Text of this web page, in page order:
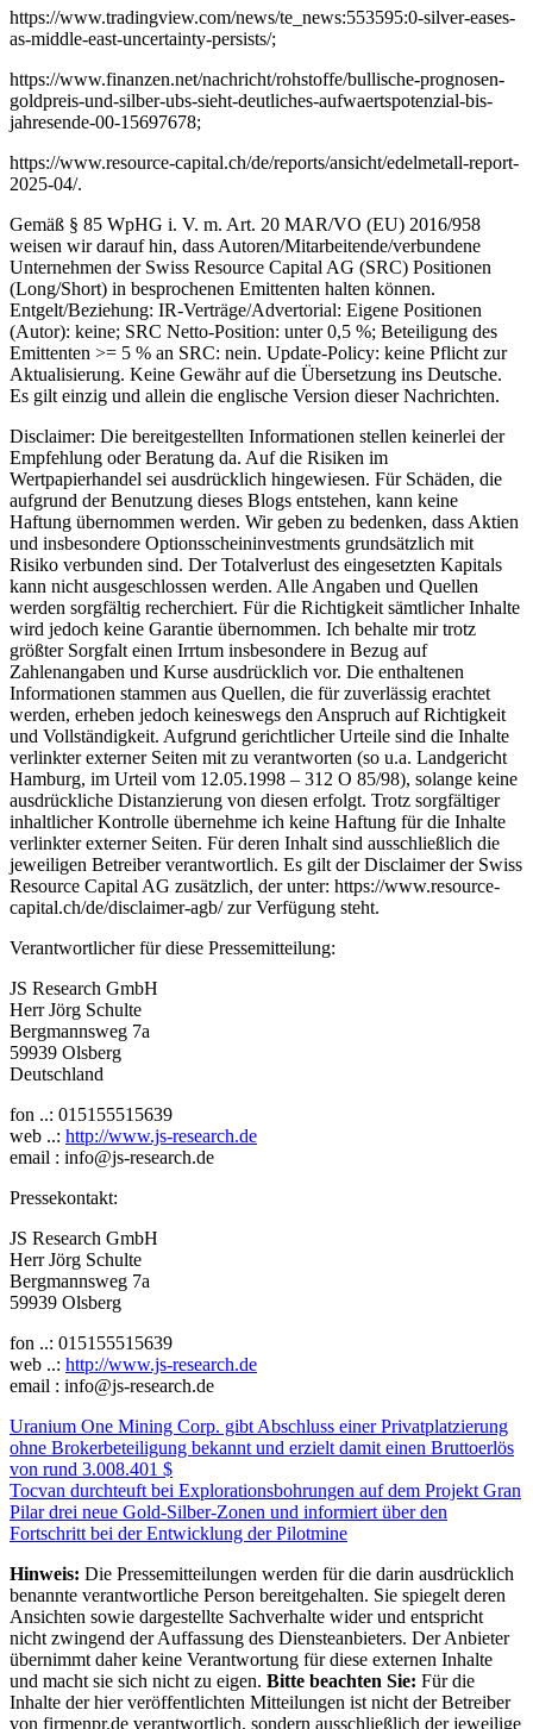
https://www.tradingview.com/news/te_news:553595:0-silver-eases-
as-middle-east-uncertainty-persists/;
https://www.finanzen.net/nachricht/rohstoffe/bullische-prognosen-
goldpreis-und-silber-ubs-sieht-deutliches-aufwaertspotenzial-bis-
jahresende-00-15697678;
https://www.resource-capital.ch/de/reports/ansicht/edelmetall-report-
2025-04/.
Gemäß § 85 WpHG i. V. m. Art. 20 MAR/VO (EU) 2016/958
weisen wir darauf hin, dass Autoren/Mitarbeitende/verbundene
Unternehmen der Swiss Resource Capital AG (SRC) Positionen
(Long/Short) in besprochenen Emittenten halten können.
Entgelt/Beziehung: IR-Verträge/Advertorial: Eigene Positionen
(Autor): keine; SRC Netto-Position: unter 0,5 %; Beteiligung des
Emittenten >= 5 % an SRC: nein. Update-Policy: keine Pflicht zur
Aktualisierung. Keine Gewähr auf die Übersetzung ins Deutsche.
Es gilt einzig und allein die englische Version dieser Nachrichten.
Disclaimer: Die bereitgestellten Informationen stellen keinerlei der
Empfehlung oder Beratung da. Auf die Risiken im
Wertpapierhandel sei ausdrücklich hingewiesen. Für Schäden, die
aufgrund der Benutzung dieses Blogs entstehen, kann keine
Haftung übernommen werden. Wir geben zu bedenken, dass Aktien
und insbesondere Optionsscheininvestments grundsätzlich mit
Risiko verbunden sind. Der Totalverlust des eingesetzten Kapitals
kann nicht ausgeschlossen werden. Alle Angaben und Quellen
werden sorgfältig recherchiert. Für die Richtigkeit sämtlicher Inhalte
wird jedoch keine Garantie übernommen. Ich behalte mir trotz
größter Sorgfalt einen Irrtum insbesondere in Bezug auf
Zahlenangaben und Kurse ausdrücklich vor. Die enthaltenen
Informationen stammen aus Quellen, die für zuverlässig erachtet
werden, erheben jedoch keineswegs den Anspruch auf Richtigkeit
und Vollständigkeit. Aufgrund gerichtlicher Urteile sind die Inhalte
verlinkter externer Seiten mit zu verantworten (so u.a. Landgericht
Hamburg, im Urteil vom 12.05.1998 – 312 O 85/98), solange keine
ausdrückliche Distanzierung von diesen erfolgt. Trotz sorgfältiger
inhaltlicher Kontrolle übernehme ich keine Haftung für die Inhalte
verlinkter externer Seiten. Für deren Inhalt sind ausschließlich die
jeweiligen Betreiber verantwortlich. Es gilt der Disclaimer der Swiss
Resource Capital AG zusätzlich, der unter: https://www.resource-
capital.ch/de/disclaimer-agb/ zur Verfügung steht.
Verantwortlicher für diese Pressemitteilung:
JS Research GmbH
Herr Jörg Schulte
Bergmannsweg 7a
59939 Olsberg
Deutschland
fon ..: 015155515639
web ..: http://www.js-research.de
email : info@js-research.de
Pressekontakt:
JS Research GmbH
Herr Jörg Schulte
Bergmannsweg 7a
59939 Olsberg
fon ..: 015155515639
web ..: http://www.js-research.de
email : info@js-research.de
Beitragsnavigation
Uranium One Mining Corp. gibt Abschluss einer Privatplatzierung
ohne Brokerbeteiligung bekannt und erzielt damit einen Bruttoerlös
von rund 3.008.401 $
Tocvan durchteuft bei Explorationsbohrungen auf dem Projekt Gran
Pilar drei neue Gold-Silber-Zonen und informiert über den
Fortschritt bei der Entwicklung der Pilotmine
Hinweis: Die Pressemitteilungen werden für die darin ausdrücklich
benannte verantwortliche Person bereitgehalten. Sie spiegelt deren
Ansichten sowie dargestellte Sachverhalte wider und entspricht
nicht zwingend der Auffassung des Diensteanbieters. Der Anbieter
übernimmt daher keine Verantwortung für diese externen Inhalte
und macht sie sich nicht zu eigen. Bitte beachten Sie: Für die
Inhalte der hier veröffentlichten Mitteilungen ist nicht der Betreiber
von firmenpr.de verantwortlich, sondern ausschließlich der jeweilige